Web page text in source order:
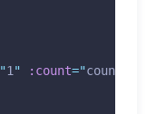
"1 " :count="count